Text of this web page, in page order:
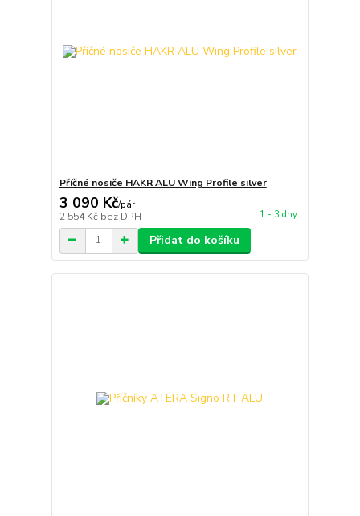
Příčné nosiče HAKR ALU Wing Profile silver
3 090 Kč/pár
2 554 Kč bez DPH 1 - 3 dny
Přidat do košíku